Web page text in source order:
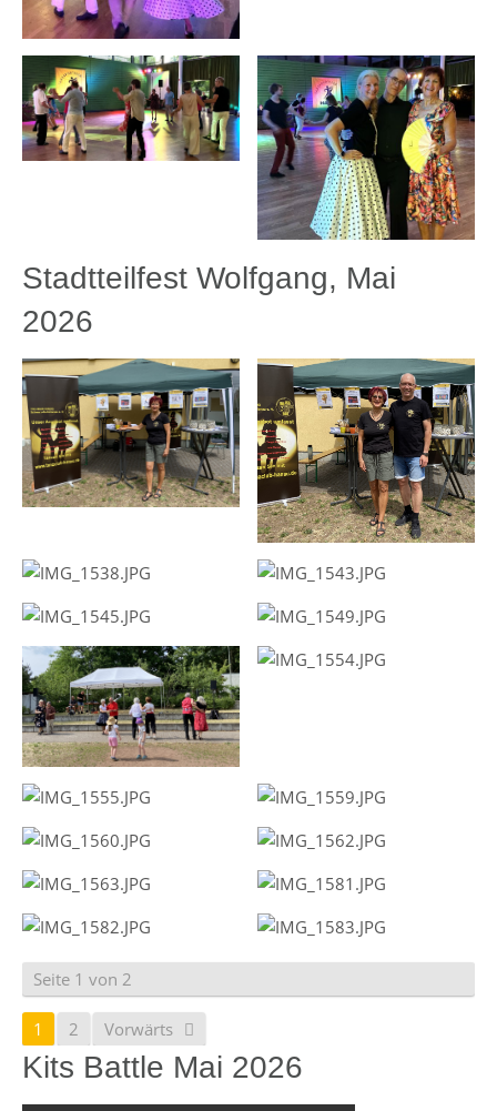
Stadtteilfest Wolfgang, Mai
2026
Seite 1 von 2
1 2 Vorwärts
Kits Battle Mai 2026